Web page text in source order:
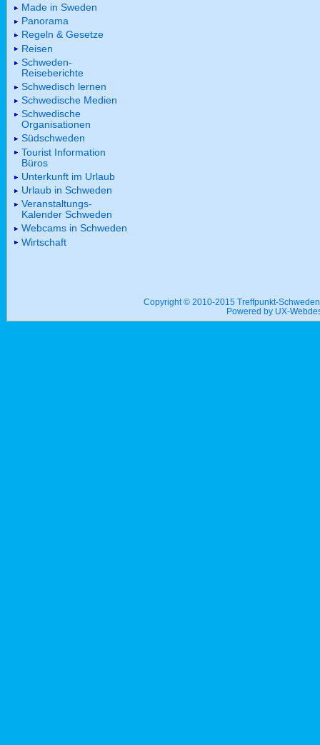
Made in Sweden
Panorama
Regeln & Gesetze
Reisen
Schweden-
Reiseberichte
Schwedisch lernen
Schwedische Medien
Schwedische
Organisationen
Südschweden
Tourist Information
Büros
Unterkunft im Urlaub
Urlaub in Schweden
Veranstaltungs-
Kalender Schweden
Webcams in Schweden
Wirtschaft
Copyright © 2010-2015 Treffpunkt-
Powered by UX-